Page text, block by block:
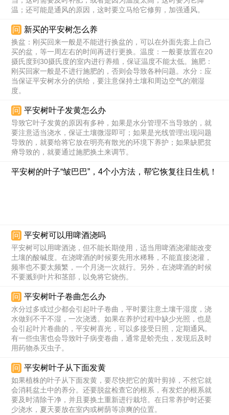
温；还可能是通风的原因，这时要立马给它修剪，加强通风。
问 新买的平安树怎么养
换盆：刚买回来一般是不能进行换盆的，可以在外面先套上自己
买的盆，等一周左右的时间再进行更换。温度：一般要放置在20
摄氏度到30摄氏度的室内进行养殖，保证温度不能太低。施肥：
刚买回家一般是不进行施肥的，否则会导致各种问题。水分：应
当保证平安树水分的供给，要注意保持土壤和周边空气的潮湿
度。
问 平安树叶子发黄怎么办
导致它叶子发黄的原因有多种，如果是水分管理不当导致的，就
要注意适当浇水，保证土壤微湿即可；如果是光线管理出现问题
导致的，就要给将它放在明亮有散光的环境下养护；如果缺肥贫
瘠导致的，就要通过施肥换土来调节。
平安树的叶子“皱巴巴”，4个小方法，帮它恢复往日生机！
问 平安树可以用啤酒浇吗
平安树可以用啤酒浇，但不能长期使用，适当用啤酒浇灌能改变
土壤的酸碱度。在浇啤酒的时候要先用水稀释，不能直接浇灌，
频率也不要太频繁，一个月浇一次就行。另外，在浇啤酒的时候
不要溅到叶片和茎部，以免将它烧伤。
问 平安树叶子卷曲怎么办
水分过多或过少都会引起叶子卷曲，平时要注意土壤干湿度，浇
水做到不干不湿，一次浇透。如果在养护过程中缺少光照，也是
会引起叶片卷曲的，平安树喜光，可以多接受日照，定期通风。
有一些虫害也会导致叶子病变卷曲，通常是蚧壳虫，发现后及时
用药物杀灭虫子。
问 平安树叶子从下面发黄
如果植株的叶子从下面发黄，要尽快把它的黄叶剪掉，不然它就
会消耗盆土中的养分。还要脱盆检查它的根系，有发烂的根系就
要及时清除干净，并且要换土重新进行栽培。在日常养护时还要
少浇水，夏天要放在室内或树荫等凉爽的位置。